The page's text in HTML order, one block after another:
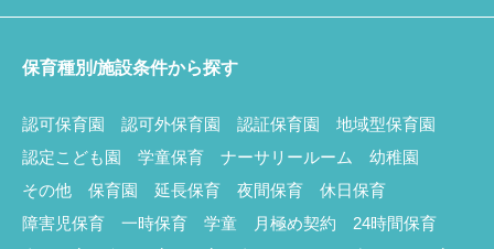
保育種別/施設条件から探す
認可保育園 認可外保育園 認証保育園
地域型保育園
認定こども園
学童保育 ナーサリールーム
幼稚園
その他
保育園 延長保育 夜間保育
休日保育
障害児保育
一時保育 学童 月極め契約
24時間保育